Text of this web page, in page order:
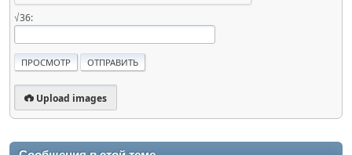
√36:
Upload images